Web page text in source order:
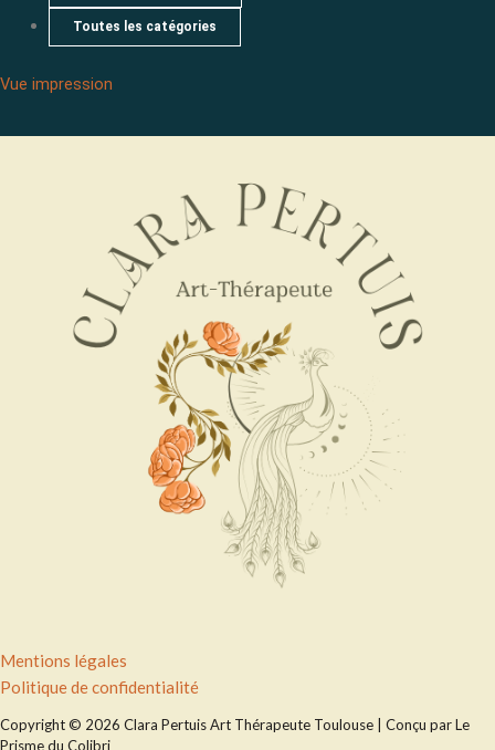
Toutes les catégories
Vue impression
Mentions légales
Politique de confidentialité
Copyright © 2026 Clara Pertuis Art Thérapeute Toulouse | Conçu par Le
Prisme du Colibri